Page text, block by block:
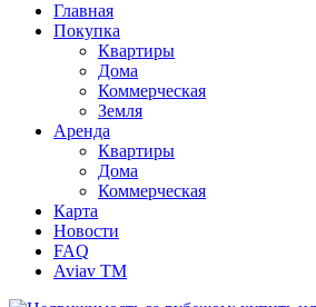
Главная
Покупка
Квартиры
Дома
Коммерческая
Земля
Аренда
Квартиры
Дома
Коммерческая
Карта
Новости
FAQ
Aviav TM